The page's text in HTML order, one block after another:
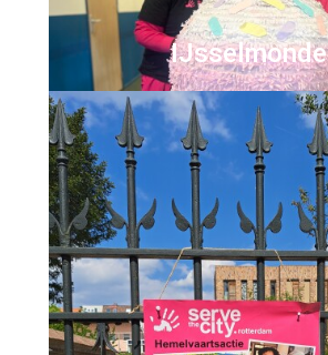
IJsselmonde